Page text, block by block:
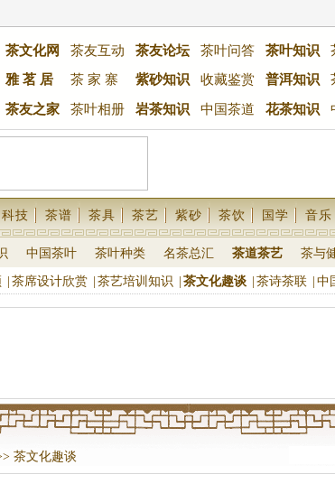
茶文化网 茶友互动 茶友论坛 茶叶问答 茶叶知识
雅 茗 居
茶 家 寨 紫砂知识 收藏鉴赏 普洱知识
茶友之家 茶叶相册 岩茶知识 中国茶道 花茶知识
科技 茶谱 茶具 茶艺 紫砂 茶饮 国学 音乐
中国茶叶 茶叶种类 名茶总汇 茶道茶艺 茶与
茶席设计欣赏 茶艺培训知识 茶文化趣谈 茶诗茶联 中
茶文化趣谈